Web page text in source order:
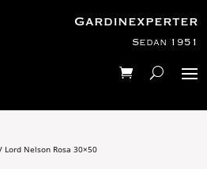
Gardinexperter
Sedan 1951
/ Lord Nelson Rosa 30×50